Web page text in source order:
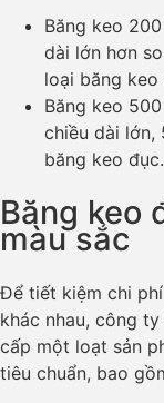
Băng keo
dài lớn hơn
loại băng keo
Băng keo
chiều dài lớn,
băng keo
Băng keo
màu sắc
Để tiết kiệm chi
khác nhau, công
cấp một loạt sản
tiêu chuẩn, bao